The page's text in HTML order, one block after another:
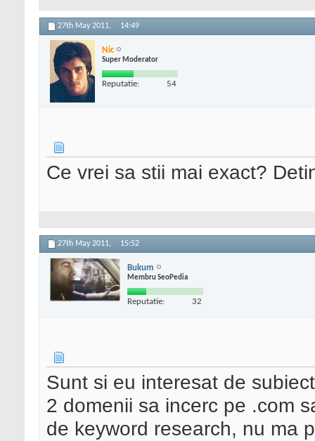
27th May 2011, 14:49
Nic
Super Moderator
Reputatie: 54
Ce vrei sa stii mai exact?
27th May 2011, 15:52
Bukum
Membru SeoPedia
Reputatie: 32
Sunt si eu interesat de
2 domenii sa incerc pe .com
de keyword research, nu ma